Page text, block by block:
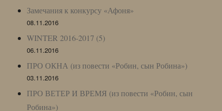
Замечания к конкурсу «Афоня»
08.11.2016
WINTER 2016-2017 (5)
06.11.2016
ПРО ОКНА (из повести «Робин, сын Робина»)
03.11.2016
ПРО ВЕТЕР И ВРЕМЯ (из повести «Робин, сын
Робина»)